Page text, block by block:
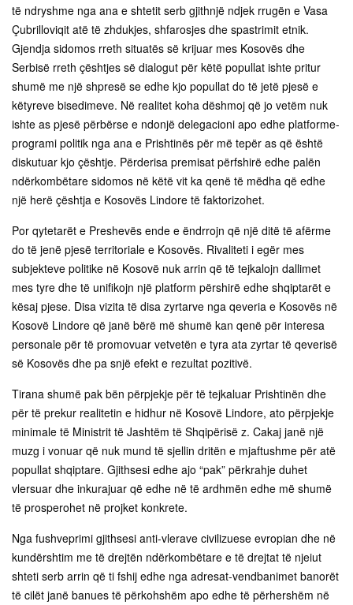
të ndryshme nga ana e shtetit serb gjithnjë ndjek rrugën e Vasa
Çubrilloviqit atë të zhdukjes, shfarosjes dhe spastrimit etnik.
Gjendja sidomos rreth situatës së krijuar mes Kosovës dhe
Serbisë rreth çështjes së dialogut për këtë popullat ishte pritur
shumë me një shpresë se edhe kjo popullat do të jetë pjesë e
këtyreve bisedimeve. Në realitet koha dëshmoj që jo vetëm nuk
ishte as pjesë përbërse e ndonjë delegacioni apo edhe platforme-
programi politik nga ana e Prishtinës për më tepër as që është
diskutuar kjo çështje. Përderisa premisat përfshirë edhe palën
ndërkombëtare sidomos në këtë vit ka qenë të mëdha që edhe
një herë çështja e Kosovës Lindore të faktorizohet.
Por qytetarët e Preshevës ende e ëndrrojn që një ditë të afërme
do të jenë pjesë territoriale e Kosovës. Rivaliteti i egër mes
subjekteve politike në Kosovë nuk arrin që të tejkalojn dallimet
mes tyre dhe të unifikojn një platform përshirë edhe shqiptarët e
kësaj pjese. Disa vizita të disa zyrtarve nga qeveria e Kosovës në
Kosovë Lindore që janë bërë më shumë kan qenë për interesa
personale për të promovuar vetvetën e tyra ata zyrtar të qeverisë
së Kosovës dhe pa snjë efekt e rezultat pozitivë.
Tirana shumë pak bën përpjekje për të tejkaluar Prishtinën dhe
për të prekur realitetin e hidhur në Kosovë Lindore, ato përpjekje
minimale të Ministrit të Jashtëm të Shqipërisë z. Cakaj janë një
muzg i vonuar që nuk mund të sjellin dritën e mjaftushme për atë
popullat shqiptare. Gjithsesi edhe ajo “pak” përkrahje duhet
vlersuar dhe inkurajuar që edhe në të ardhmën edhe më shumë
të prosperohet në projket konkrete.
Nga fushveprimi gjithsesi anti-vlerave civilizuese evropian dhe në
kundërshtim me të drejtën ndërkombëtare e të drejtat të njeiut
shteti serb arrin që ti fshij edhe nga adresat-vendbanimet banorët
të cilët janë banues të përkohshëm apo edhe të përhershëm në